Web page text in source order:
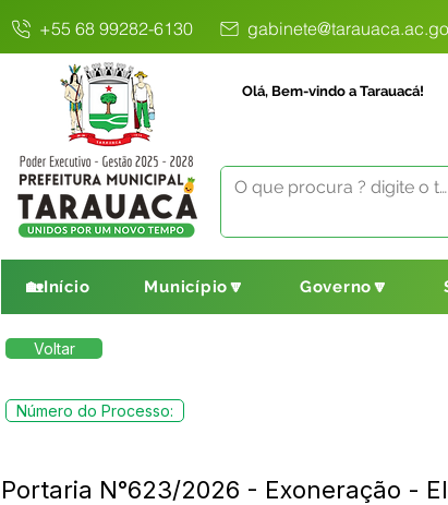
+55 68 99282-6130
Olá, Bem-vindo a Tarauacá!
🏡Início Município🔽 Governo🔽
Voltar
Número do Processo:
Portaria N°623/2026 - Exoneração -